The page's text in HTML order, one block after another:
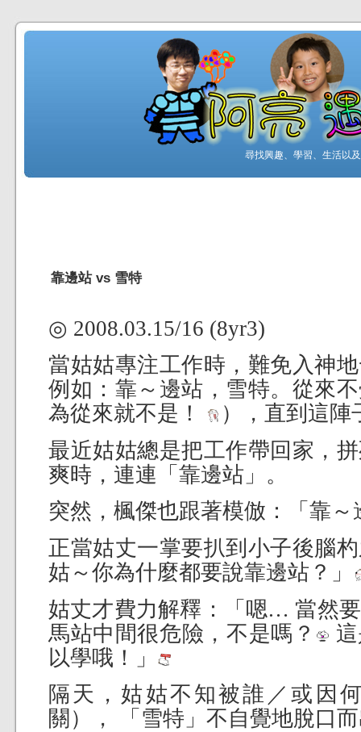
尋找興趣、學習、生活以
靠邊站 vs 雪特
◎ 2008.03.15/16 (8yr3)
當姑姑專注工作時，難免入神
例如：靠～邊站，雪特。從來
為從來就不是！
），直到這
最近姑姑總是把工作帶回家，
爽時，連連「靠邊站」。
突然，楓傑也跟著模倣：「靠～
正當姑丈一掌要扒到小子後腦
姑～你為什麼都要說靠邊站？」
姑丈才費力解釋：「嗯… 當然
馬站中間很危險，不是嗎？
以學哦！」
隔天，姑姑不知被誰／或因
關）， 「雪特」不自覺地脫口